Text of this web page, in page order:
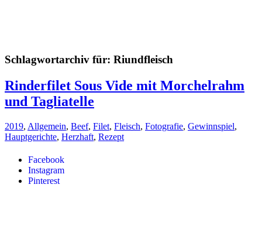
Facebook
Instagram
Pinterest
Schlagwortarchiv für: Riundfleisch
Rinderfilet Sous Vide mit Morchelrahm
und Tagliatelle
2019, Allgemein, Beef, Filet, Fleisch, Fotografie, Gewinnspiel,
Hauptgerichte, Herzhaft, Rezept